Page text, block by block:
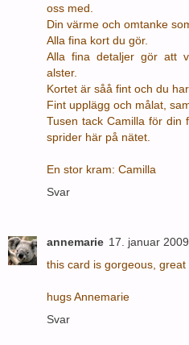
oss med.
Din värme och omtanke
Alla fina kort du gör.
Alla fina detaljer gör att
alster.
Kortet är såå fint och du
Fint upplägg och målat,
Tusen tack Camilla för din
sprider här på nätet.
En stor kram: Camilla
Svar
annemarie 17. januar
this card is gorgeous, great
hugs Annemarie
Svar